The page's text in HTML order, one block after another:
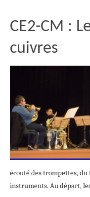
CE2-CM :
cuivres
écouté des trompettes, du
instruments. Au départ,